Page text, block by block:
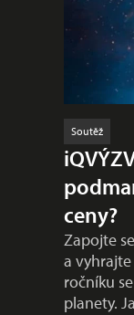
Soutěž
ceny?
Zapojte
a
ročníku
planety.